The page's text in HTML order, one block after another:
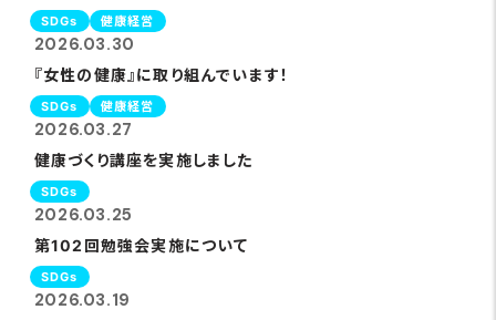
2026.03.30
SDGs 健康経営
『女性の健康』に取り組んでいます！
2026.03.27
SDGs 健康経営
健康づくり講座を実施しました
2026.03.25
SDGs
第102回勉強会実施について
2026.03.19
SDGs